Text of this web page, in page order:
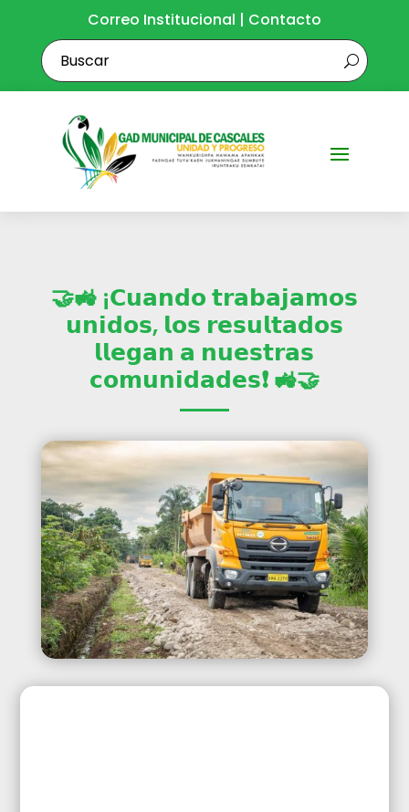
Correo Institucional | Contacto
🤝🚜 ¡𝗖𝘂𝗮𝗻𝗱𝗼 𝘁𝗿𝗮𝗯𝗮𝗷𝗮𝗺𝗼𝘀
𝘂𝗻𝗶𝗱𝗼𝘀, 𝗹𝗼𝘀 𝗿𝗲𝘀𝘂𝗹𝘁𝗮𝗱𝗼𝘀
𝗹𝗹𝗲𝗴𝗮𝗻 𝗮 𝗻𝘂𝗲𝘀𝘁𝗿𝗮𝘀
𝗰𝗼𝗺𝘂𝗻𝗶𝗱𝗮𝗱𝗲𝘀❗ 🚜🤝